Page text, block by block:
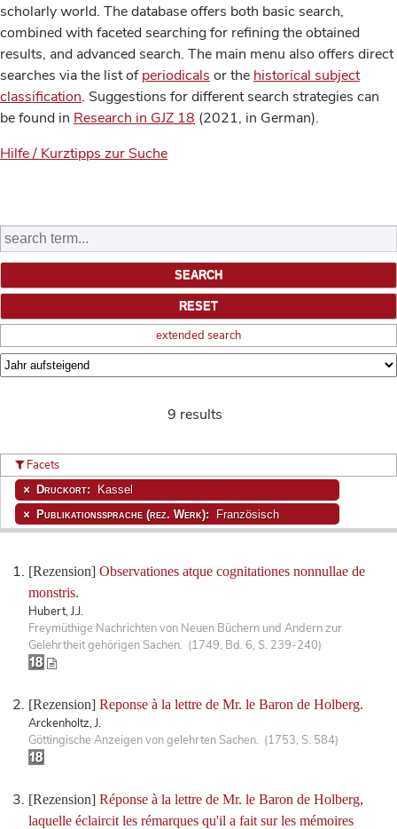
scholarly world. The database offers both basic search,
combined with faceted searching for refining the obtained
results, and advanced search. The main menu also offers direct
searches via the list ofperiodicals or the historical subject
classification. Suggestions for different search strategies can
be found in Research in GJZ 18 (2021, in German).
Hilfe / Kurztipps zur Suche
extended search
9 results
[Rezension] Observationes atque cognitationes nonnullae de
monstris.
Hubert, J.J.
Freymüthige Nachrichten von Neuen Büchern und Andern zur
Gelehrtheit gehörigen Sachen. (1749, Bd. 6, S. 239-240)
[Rezension] Reponse à la lettre de Mr. le Baron de Holberg.
Arckenholtz, J.
Göttingische Anzeigen von gelehrten Sachen. (1753, S. 584)
[Rezension] Réponse à la lettre de Mr. le Baron de Holberg,
laquelle éclaircit les rémarques qu'il a fait sur les mémoires
Facets
Druckort: Kassel
Publikationssprache (rez. Werk): Französisch